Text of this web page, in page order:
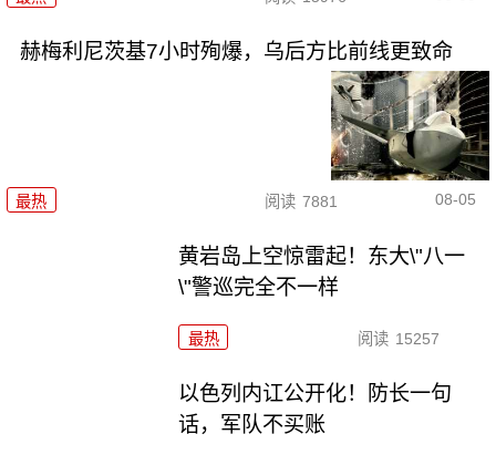
赫梅利尼茨基7小时殉爆，乌后方比前线更致命
最热 阅读 7881 08-05
黄岩岛上空惊雷起！东大\"八一
\"警巡完全不一样
最热 阅读 15257
以色列内讧公开化！防长一句
话，军队不买账